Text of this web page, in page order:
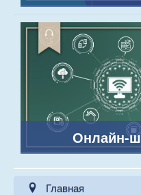
Онлайн-
Главная